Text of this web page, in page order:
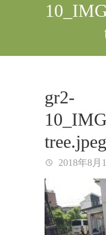
gr2-
tree.jpeg
2018年8月